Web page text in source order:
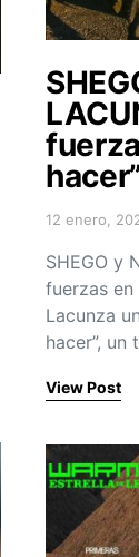
Posted on
12 enero,
SHEGO y
fuerzas en
Lacunza
hacer”,
View Post